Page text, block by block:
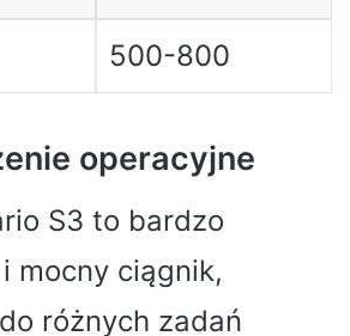
500-800
operacyjne
S3 to bardzo
mocny ciągnik,
różnych zadań